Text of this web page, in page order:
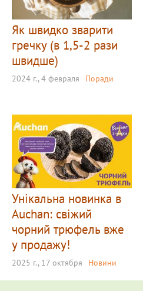
Як швидко зварити
гречку (в 1,5-2 рази
швидше)
2024 г., 4 февраля Поради
Унікальна новинка в
Auchan: свіжий
чорний трюфель вже
у продажу!
2025 г., 17 октября Новини